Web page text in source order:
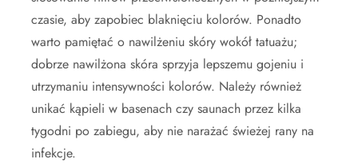
czasie, aby zapobiec blaknięciu kolorów. Ponadto
warto pamiętać o nawilżeniu skóry wokół tatuażu;
dobrze nawilżona skóra sprzyja lepszemu gojeniu i
utrzymaniu intensywności kolorów. Należy również
unikać kąpieli w basenach czy saunach przez kilka
tygodni po zabiegu, aby nie narażać świeżej rany na
infekcje.